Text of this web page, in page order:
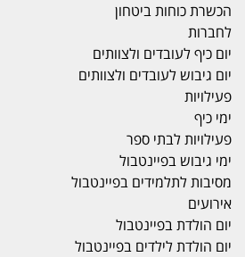
הכשרת כוחות ביטחון
לחברות
יום כיף לעובדים ולצוותים
יום גיבוש לעובדים ולצוותים
פעילויות
ימי כיף
פעילויות לבתי ספר
ימי גיבוש בפיינטבול
מסיבות לתלמידים בפיינטבול
אירועים
יום הולדת בפיינטבול
יום הולדת לילדים בפיינטבול